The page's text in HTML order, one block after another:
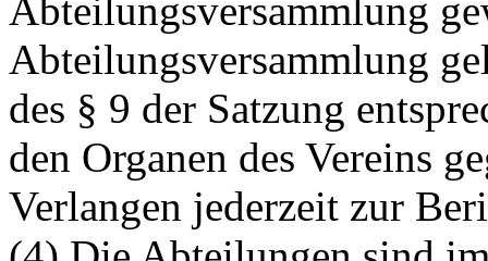
Abteilungsversammlung
Abteilungsversammlung
des § 9 der Satzung
den Organen des Vereins
Verlangen jederzeit zur